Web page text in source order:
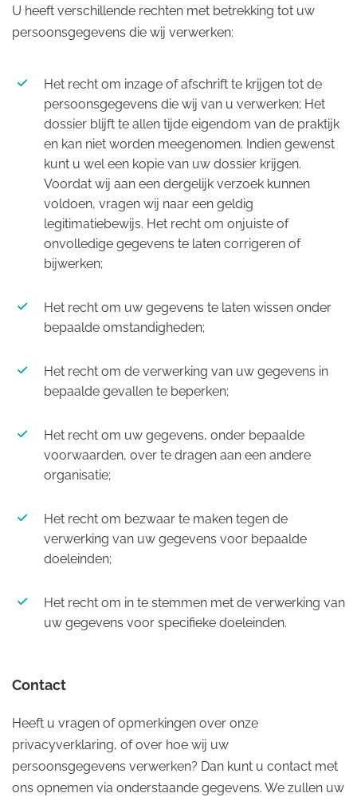
U heeft verschillende rechten met betrekking tot uw
persoonsgegevens die wij verwerken:
Het recht om inzage of afschrift te krijgen tot de
persoonsgegevens die wij van u verwerken; Het
dossier blijft te allen tijde eigendom van de praktijk
en kan niet worden meegenomen. Indien gewenst
kunt u wel een kopie van uw dossier krijgen.
Voordat wij aan een dergelijk verzoek kunnen
voldoen, vragen wij naar een geldig
legitimatiebewijs. Het recht om onjuiste of
onvolledige gegevens te laten corrigeren of
bijwerken;
Het recht om uw gegevens te laten wissen onder
bepaalde omstandigheden;
Het recht om de verwerking van uw gegevens in
bepaalde gevallen te beperken;
Het recht om uw gegevens, onder bepaalde
voorwaarden, over te dragen aan een andere
organisatie;
Het recht om bezwaar te maken tegen de
verwerking van uw gegevens voor bepaalde
doeleinden;
Het recht om in te stemmen met de verwerking van
uw gegevens voor specifieke doeleinden.
Contact
Heeft u vragen of opmerkingen over onze
privacyverklaring, of over hoe wij uw
persoonsgegevens verwerken? Dan kunt u contact met
ons opnemen via onderstaande gegevens. We zullen uw